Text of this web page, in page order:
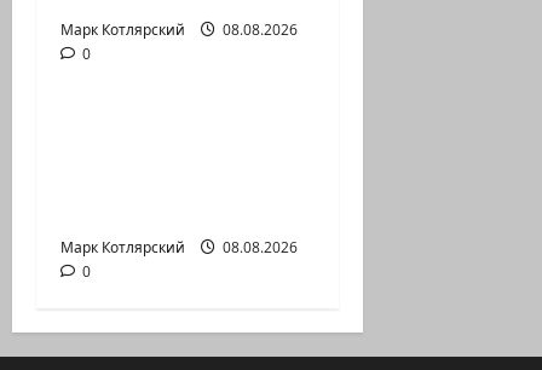
Марк Котлярский
08.08.2026
0
Израиль сегодня
Марк Котлярский Телеграмм Канал
Марк Котлярский
08.08.2026
0